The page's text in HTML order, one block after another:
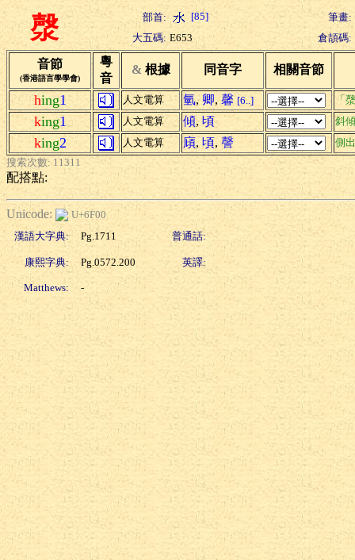
漀 部首: [85]
筆畫:
大五碼: E653 倉頡碼:
音節
(香港語言學學會)
粵
音
& 根據 同音字 相關音節
hing1 人文電算 氫, 卿, 馨 [6..] 「
king1 人文電算 傾, 頃 斜
king2 人文電算 廎, 頃, 謦
側
搜索次數: 11311
配搭點:
Unicode:
U+6F00
漢語大字典:
Pg.1711 普通話:
康熙字典: Pg.0572.200 英譯:
Matthews: -